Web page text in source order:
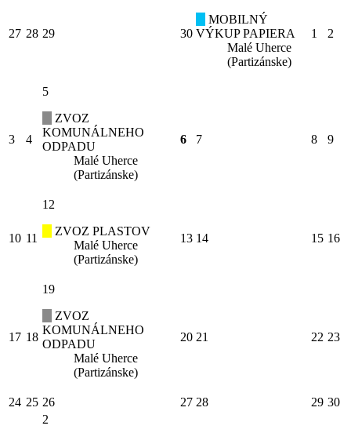
27 28 29 30
MOBILNÝ
VÝKUP PAPIERA
Malé Uherce
(Partizánske)
1 2
3 4
5
ZVOZ
KOMUNÁLNEHO
ODPADU
Malé Uherce
(Partizánske)
6 7 8 9
10 11
12
ZVOZ PLASTOV
Malé Uherce
(Partizánske)
13 14 15 16
17 18
19
ZVOZ
KOMUNÁLNEHO
ODPADU
Malé Uherce
(Partizánske)
20 21 22 23
24 25 26 27 28 29 30
2